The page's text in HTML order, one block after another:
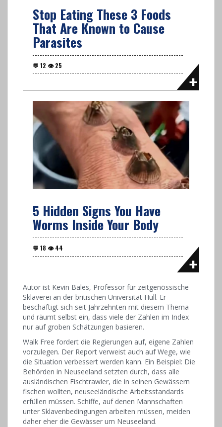
Stop Eating These 3 Foods
That Are Known to Cause
Parasites
5 Hidden Signs You Have
Worms Inside Your Body
Autor ist Kevin Bales, Professor für zeitgenössische
Sklaverei an der britischen Universität Hull. Er
beschäftigt sich seit Jahrzehnten mit diesem Thema
und räumt selbst ein, dass viele der Zahlen im Index
nur auf groben Schätzungen basieren.
Walk Free fordert die Regierungen auf, eigene Zahlen
vorzulegen. Der Report verweist auch auf Wege, wie
die Situation verbessert werden kann. Ein Beispiel: Die
Behörden in Neuseeland setzten durch, dass alle
ausländischen Fischtrawler, die in seinen Gewässern
fischen wollten, neuseeländische Arbeitsstandards
erfüllen müssen. Schiffe, auf denen Mannschaften
unter Sklavenbedingungen arbeiten müssen, meiden
daher eher die Gewässer um Neuseeland.